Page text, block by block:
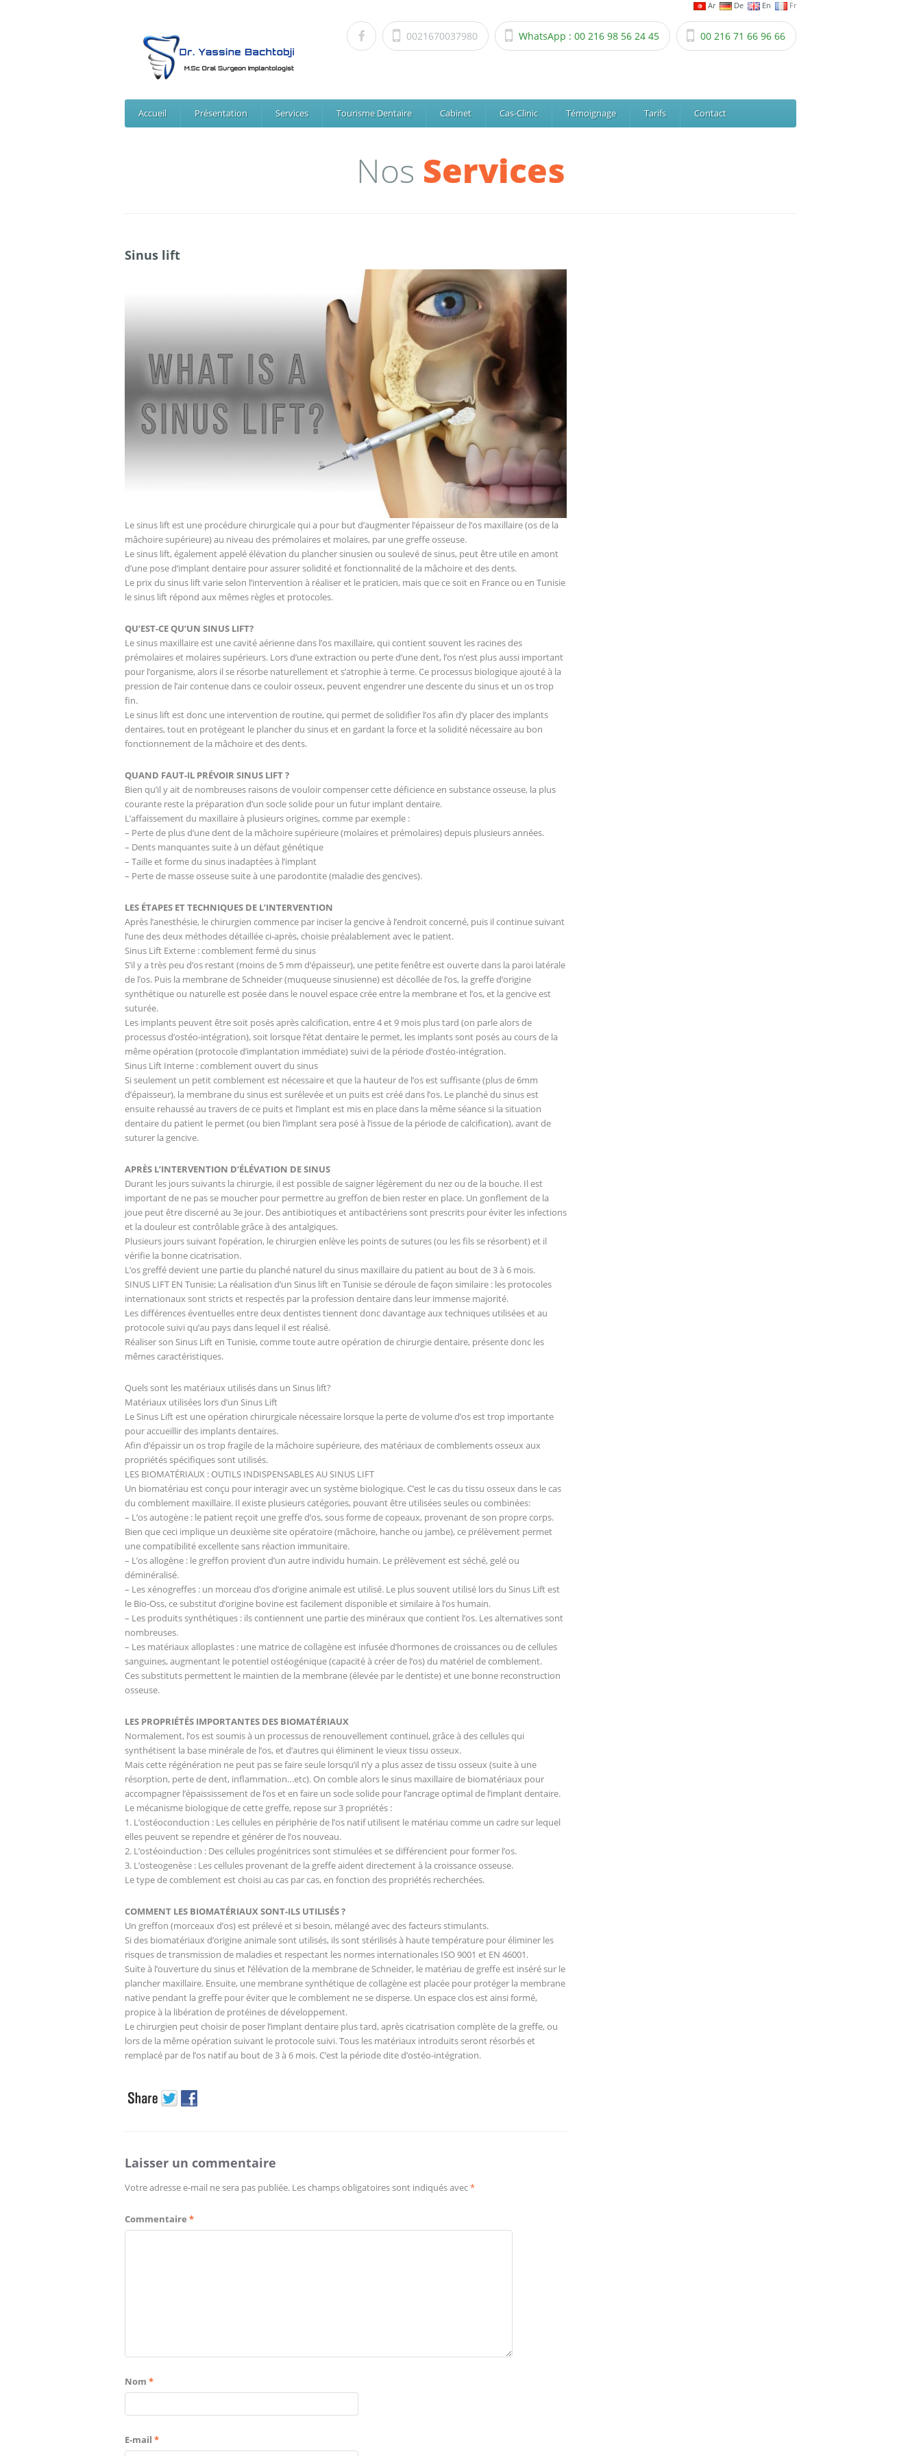
Ar De En Fr
0021670037980 WhatsApp : 00 216 98 56 24 45 00 216 71 66 96 66
Accueil Présentation Services Tourisme Dentaire Cabinet Cas-Clinic Témoignage Tarifs Contact
Nos Services
Sinus lift
Le sinus lift est une procédure chirurgicale qui a pour but d’augmenter l’épaisseur de l’os maxillaire (os de la
mâchoire supérieure) au niveau des prémolaires et molaires, par une greffe osseuse.
Le sinus lift, également appelé élévation du plancher sinusien ou soulevé de sinus, peut être utile en amont
d’une pose d’implant dentaire pour assurer solidité et fonctionnalité de la mâchoire et des dents.
Le prix du sinus lift varie selon l’intervention à réaliser et le praticien, mais que ce soit en France ou en Tunisie
le sinus lift répond aux mêmes règles et protocoles.
QU’EST-CE QU’UN SINUS LIFT?
Le sinus maxillaire est une cavité aérienne dans l’os maxillaire, qui contient souvent les racines des
prémolaires et molaires supérieurs. Lors d’une extraction ou perte d’une dent, l’os n’est plus aussi important
pour l’organisme, alors il se résorbe naturellement et s’atrophie à terme. Ce processus biologique ajouté à la
pression de l’air contenue dans ce couloir osseux, peuvent engendrer une descente du sinus et un os trop
fin.
Le sinus lift est donc une intervention de routine, qui permet de solidifier l’os afin d’y placer des implants
dentaires, tout en protégeant le plancher du sinus et en gardant la force et la solidité nécessaire au bon
fonctionnement de la mâchoire et des dents.
QUAND FAUT-IL PRÉVOIR SINUS LIFT ?
Bien qu’il y ait de nombreuses raisons de vouloir compenser cette déficience en substance osseuse, la plus
courante reste la préparation d’un socle solide pour un futur implant dentaire.
L’affaissement du maxillaire à plusieurs origines, comme par exemple :
– Perte de plus d’une dent de la mâchoire supérieure (molaires et prémolaires) depuis plusieurs années.
– Dents manquantes suite à un défaut génétique
– Taille et forme du sinus inadaptées à l’implant
– Perte de masse osseuse suite à une parodontite (maladie des gencives).
LES ÉTAPES ET TECHNIQUES DE L’INTERVENTION
Après l’anesthésie, le chirurgien commence par inciser la gencive à l’endroit concerné, puis il continue suivant
l’une des deux méthodes détaillée ci-après, choisie préalablement avec le patient.
Sinus Lift Externe : comblement fermé du sinus
S’il y a très peu d’os restant (moins de 5 mm d’épaisseur), une petite fenêtre est ouverte dans la paroi latérale
de l’os. Puis la membrane de Schneider (muqueuse sinusienne) est décollée de l’os, la greffe d’origine
synthétique ou naturelle est posée dans le nouvel espace crée entre la membrane et l’os, et la gencive est
suturée.
Les implants peuvent être soit posés après calcification, entre 4 et 9 mois plus tard (on parle alors de
processus d’ostéo-intégration), soit lorsque l’état dentaire le permet, les implants sont posés au cours de la
même opération (protocole d’implantation immédiate) suivi de la période d’ostéo-intégration.
Sinus Lift Interne : comblement ouvert du sinus
Si seulement un petit comblement est nécessaire et que la hauteur de l’os est suffisante (plus de 6mm
d’épaisseur), la membrane du sinus est surélevée et un puits est créé dans l’os. Le planché du sinus est
ensuite rehaussé au travers de ce puits et l’implant est mis en place dans la même séance si la situation
dentaire du patient le permet (ou bien l’implant sera posé à l’issue de la période de calcification), avant de
suturer la gencive.
APRÈS L’INTERVENTION D’ÉLÉVATION DE SINUS
Durant les jours suivants la chirurgie, il est possible de saigner légèrement du nez ou de la bouche. Il est
important de ne pas se moucher pour permettre au greffon de bien rester en place. Un gonflement de la
joue peut être discerné au 3e jour. Des antibiotiques et antibactériens sont prescrits pour éviter les infections
et la douleur est contrôlable grâce à des antalgiques.
Plusieurs jours suivant l’opération, le chirurgien enlève les points de sutures (ou les fils se résorbent) et il
vérifie la bonne cicatrisation.
L’os greffé devient une partie du planché naturel du sinus maxillaire du patient au bout de 3 à 6 mois.
SINUS LIFT EN Tunisie; La réalisation d’un Sinus lift en Tunisie se déroule de façon similaire : les protocoles
internationaux sont stricts et respectés par la profession dentaire dans leur immense majorité.
Les différences éventuelles entre deux dentistes tiennent donc davantage aux techniques utilisées et au
protocole suivi qu’au pays dans lequel il est réalisé.
Réaliser son Sinus Lift en Tunisie, comme toute autre opération de chirurgie dentaire, présente donc les
mêmes caractéristiques.
Quels sont les matériaux utilisés dans un Sinus lift?
Matériaux utilisées lors d’un Sinus Lift
Le Sinus Lift est une opération chirurgicale nécessaire lorsque la perte de volume d’os est trop importante
pour accueillir des implants dentaires.
Afin d’épaissir un os trop fragile de la mâchoire supérieure, des matériaux de comblements osseux aux
propriétés spécifiques sont utilisés.
LES BIOMATÉRIAUX : OUTILS INDISPENSABLES AU SINUS LIFT
Un biomatériau est conçu pour interagir avec un système biologique. C’est le cas du tissu osseux dans le cas
du comblement maxillaire. Il existe plusieurs catégories, pouvant être utilisées seules ou combinées:
– L’os autogène : le patient reçoit une greffe d’os, sous forme de copeaux, provenant de son propre corps.
Bien que ceci implique un deuxième site opératoire (mâchoire, hanche ou jambe), ce prélèvement permet
une compatibilité excellente sans réaction immunitaire.
– L’os allogène : le greffon provient d’un autre individu humain. Le prélèvement est séché, gelé ou
déminéralisé.
– Les xénogreffes : un morceau d’os d’origine animale est utilisé. Le plus souvent utilisé lors du Sinus Lift est
le Bio-Oss, ce substitut d’origine bovine est facilement disponible et similaire à l’os humain.
– Les produits synthétiques : ils contiennent une partie des minéraux que contient l’os. Les alternatives sont
nombreuses.
– Les matériaux alloplastes : une matrice de collagène est infusée d’hormones de croissances ou de cellules
sanguines, augmentant le potentiel ostéogénique (capacité à créer de l’os) du matériel de comblement.
Ces substituts permettent le maintien de la membrane (élevée par le dentiste) et une bonne reconstruction
osseuse.
LES PROPRIÉTÉS IMPORTANTES DES BIOMATÉRIAUX
Normalement, l’os est soumis à un processus de renouvellement continuel, grâce à des cellules qui
synthétisent la base minérale de l’os, et d’autres qui éliminent le vieux tissu osseux.
Mais cette régénération ne peut pas se faire seule lorsqu’il n’y a plus assez de tissu osseux (suite à une
résorption, perte de dent, inflammation…etc). On comble alors le sinus maxillaire de biomatériaux pour
accompagner l’épaississement de l’os et en faire un socle solide pour l’ancrage optimal de l’implant dentaire.
Le mécanisme biologique de cette greffe, repose sur 3 propriétés :
1. L’ostéoconduction : Les cellules en périphérie de l’os natif utilisent le matériau comme un cadre sur lequel
elles peuvent se rependre et générer de l’os nouveau.
2. L’ostéoinduction : Des cellules progénitrices sont stimulées et se différencient pour former l’os.
3. L’osteogenèse : Les cellules provenant de la greffe aident directement à la croissance osseuse.
Le type de comblement est choisi au cas par cas, en fonction des propriétés recherchées.
COMMENT LES BIOMATÉRIAUX SONT-ILS UTILISÉS ?
Un greffon (morceaux d’os) est prélevé et si besoin, mélangé avec des facteurs stimulants.
Si des biomatériaux d’origine animale sont utilisés, ils sont stérilisés à haute température pour éliminer les
risques de transmission de maladies et respectant les normes internationales ISO 9001 et EN 46001.
Suite à l’ouverture du sinus et l’élévation de la membrane de Schneider, le matériau de greffe est inséré sur le
plancher maxillaire. Ensuite, une membrane synthétique de collagène est placée pour protéger la membrane
native pendant la greffe pour éviter que le comblement ne se disperse. Un espace clos est ainsi formé,
propice à la libération de protéines de développement.
Le chirurgien peut choisir de poser l’implant dentaire plus tard, après cicatrisation complète de la greffe, ou
lors de la même opération suivant le protocole suivi. Tous les matériaux introduits seront résorbés et
remplacé par de l’os natif au bout de 3 à 6 mois. C’est la période dite d’ostéo-intégration.
Laisser un commentaire
Votre adresse e-mail ne sera pas publiée. Les champs obligatoires sont indiqués avec*
Commentaire *
Nom *
E-mail *